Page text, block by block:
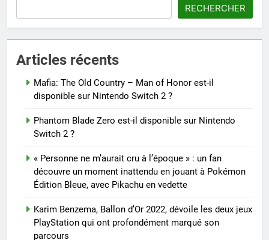
RECHERCHER
Articles récents
Mafia: The Old Country – Man of Honor est-il
disponible sur Nintendo Switch 2 ?
Phantom Blade Zero est-il disponible sur Nintendo
Switch 2 ?
« Personne ne m’aurait cru à l’époque » : un fan
découvre un moment inattendu en jouant à Pokémon
Édition Bleue, avec Pikachu en vedette
Karim Benzema, Ballon d’Or 2022, dévoile les deux jeux
PlayStation qui ont profondément marqué son
parcours